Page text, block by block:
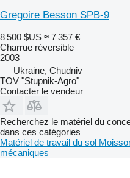
Gregoire Besson SPB-9
8 500 $US ≈ 7 357 €
Charrue réversible
2003
Ukraine, Chudniv
TOV "Stupnik-Agro"
Contacter le vendeur
Recherchez le matériel du
dans ces catégories
Matériel de travail du sol
mécaniques